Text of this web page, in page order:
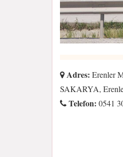
Adres: Erenler
SAKARYA,
Telefon: 0541